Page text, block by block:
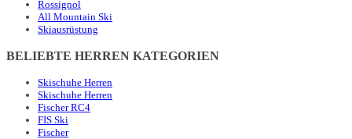
Rossignol
All Mountain Ski
Skiausrüstung
BELIEBTE HERREN KATEGORIEN
Skischuhe Herren
Skischuhe Herren
Fischer RC4
FIS Ski
Fischer